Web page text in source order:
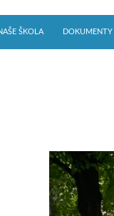
ŠKOLA DOKUMENTY